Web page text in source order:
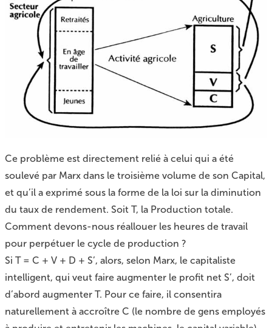
Ce problème est directement relié à celui qui a été
soulevé par Marx dans le troisième volume de son Capital,
et qu’il a exprimé sous la forme de la loi sur la diminution
du taux de rendement. Soit T, la Production totale.
Comment devons-nous réallouer les heures de travail
pour perpétuer le cycle de production ?
Si T = C + V + D + S’, alors, selon Marx, le capitaliste
intelligent, qui veut faire augmenter le profit net S’, doit
d’abord augmenter T. Pour ce faire, il consentira
naturellement à accroître C (le nombre de gens employés